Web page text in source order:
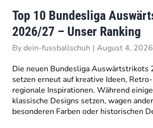
Top 10 Bundesliga
2026/27 – Unser Ranking
Bydein-fussballschuh | August 4, 2026
Die neuen Bundesliga Auswärtstrikots
setzen erneut auf kreative Ideen,
regionale Inspirationen. Während
klassische Designs setzen, wagen
besonderen Farben oder historischen